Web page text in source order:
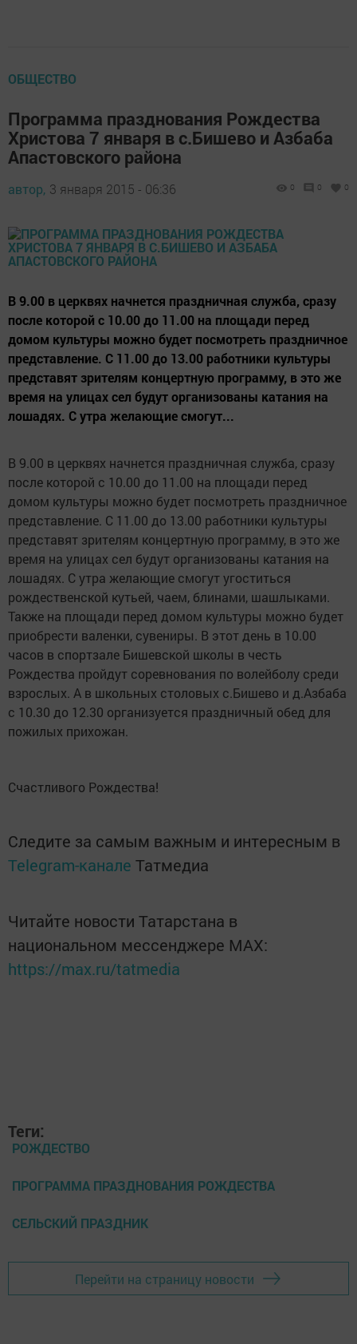
ОБЩЕСТВО
Программа празднования Рождества
Христова 7 января в с.Бишево и Азбаба
Апастовского района
автор, 3 января 2015 - 06:36 0 0 0
В 9.00 в церквях начнется праздничная служба, сразу
после которой с 10.00 до 11.00 на площади перед
домом культуры можно будет посмотреть праздничное
представление. С 11.00 до 13.00 работники культуры
представят зрителям концертную программу, в это же
время на улицах сел будут организованы катания на
лошадях. С утра желающие смогут...
В 9.00 в церквях начнется праздничная служба, сразу
после которой с 10.00 до 11.00 на площади перед
домом культуры можно будет посмотреть праздничное
представление. С 11.00 до 13.00 работники культуры
представят зрителям концертную программу, в это же
время на улицах сел будут организованы катания на
лошадях. С утра желающие смогут угоститься
рождественской кутьей, чаем, блинами, шашлыками.
Также на площади перед домом культуры можно будет
приобрести валенки, сувениры. В этот день в 10.00
часов в спортзале Бишевской школы в честь
Рождества пройдут соревнования по волейболу среди
взрослых. А в школьных столовых с.Бишево и д.Азбаба
с 10.30 до 12.30 организуется праздничный обед для
пожилых прихожан.
Счастливого Рождества!
Следите за самым важным и интересным в
Telegram-канале Татмедиа
Читайте новости Татарстана в
национальном мессенджере MАХ:
https://max.ru/tatmedia
Теги:
РОЖДЕСТВО
ПРОГРАММА ПРАЗДНОВАНИЯ РОЖДЕСТВА
СЕЛЬСКИЙ ПРАЗДНИК
Перейти на страницу новости